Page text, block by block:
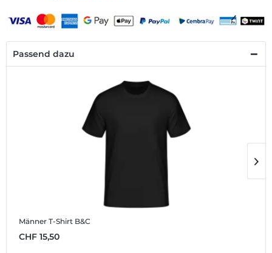
Passend dazu
Männer T-Shirt B&C
CHF 15,50